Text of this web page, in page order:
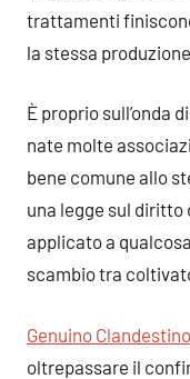
trattamenti
la stessa
È proprio sull’onda
nate molte
bene comune allo
una legge sul diritto
applicato a
scambio tra
Genuino Clandestino
oltrepassare il